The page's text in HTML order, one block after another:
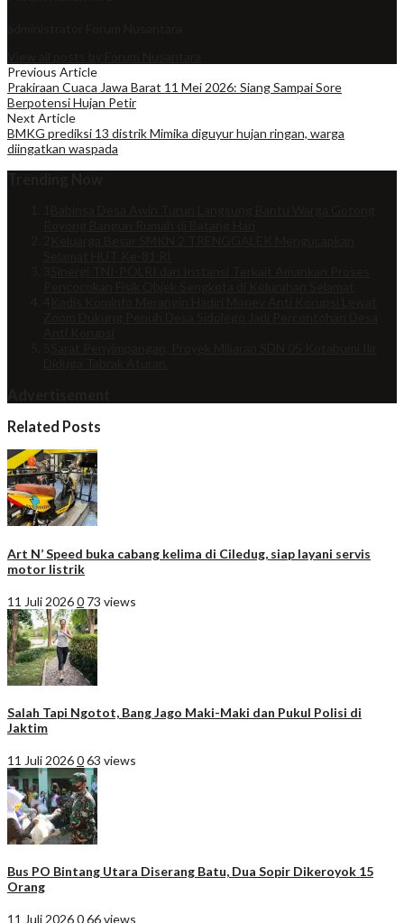
Previous Article
Prakiraan Cuaca Jawa Barat 11 Mei 2026: Siang Sampai Sore
Berpotensi Hujan Petir
Next Article
BMKG prediksi 13 distrik Mimika diguyur hujan ringan, warga
diingatkan waspada
Related Posts
Art N’ Speed buka cabang kelima di Ciledug, siap layani servis
motor listrik
11 Juli 20260 73 views
Salah Tapi Ngotot, Bang Jago Maki-Maki dan Pukul Polisi di
Jaktim
11 Juli 2026063 views
Bus PO Bintang Utara Diserang Batu, Dua Sopir Dikeroyok 15
Orang
11 Juli 2026066 views